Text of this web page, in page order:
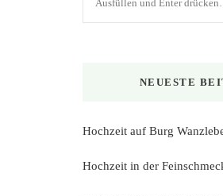
NEUESTE
Hochzeit auf Burg
Hochzeit in der